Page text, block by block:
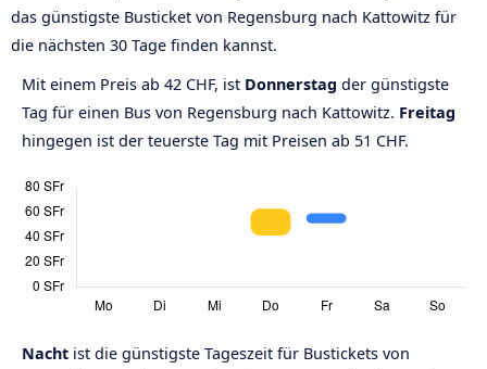
das günstigste Busticket von Regensburg nach Kattowitz für
die nächsten 30 Tage finden kannst.
Mit einem Preis ab 42 CHF, ist Donnerstag der günstigste
Tag für einen Bus von Regensburg nach Kattowitz. Freitag
hingegen ist der teuerste Tag mit Preisen ab 51 CHF.
Nacht ist die günstigste Tageszeit für Bustickets von